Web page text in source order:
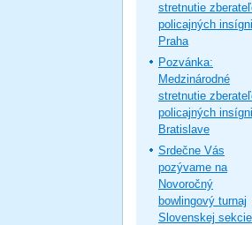
stretnutie
policajných
Praha
Pozvánka:
Medzinárodné
stretnutie
policajných
Bratislave
Srdečne Vás
pozývame na
Novoročný
bowlingový turnaj
Slovenskej sekcie